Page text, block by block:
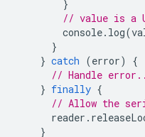
}
// value is a
console. log(
}
} catch (error)
{
// Handle
} finally {
// Allow the
reader .
}